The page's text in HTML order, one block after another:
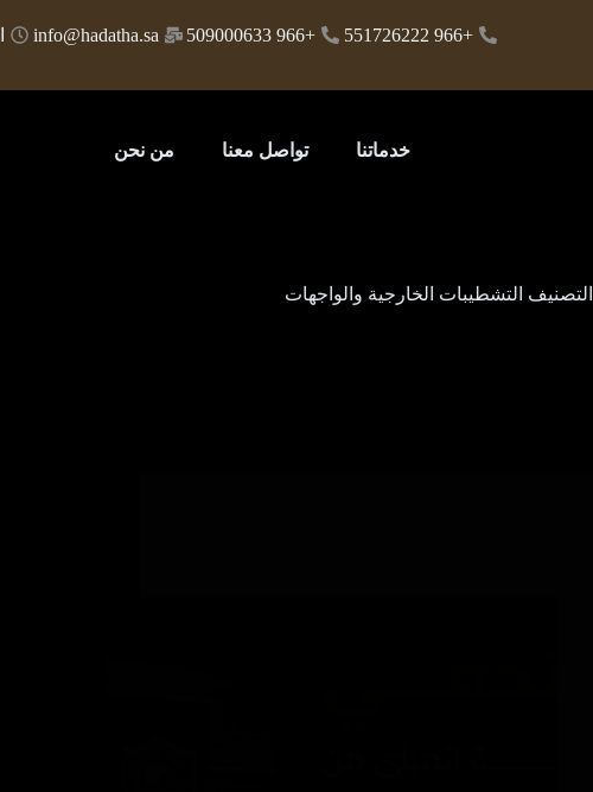
+966 551726222
+966 509000633
info@hadatha.sa
خدماتنا تواصل معنا من نحن
التصنيف التشطيبات الخارجية والواجهات